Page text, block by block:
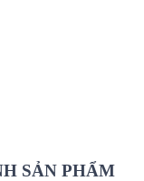
SẢN PHẨM